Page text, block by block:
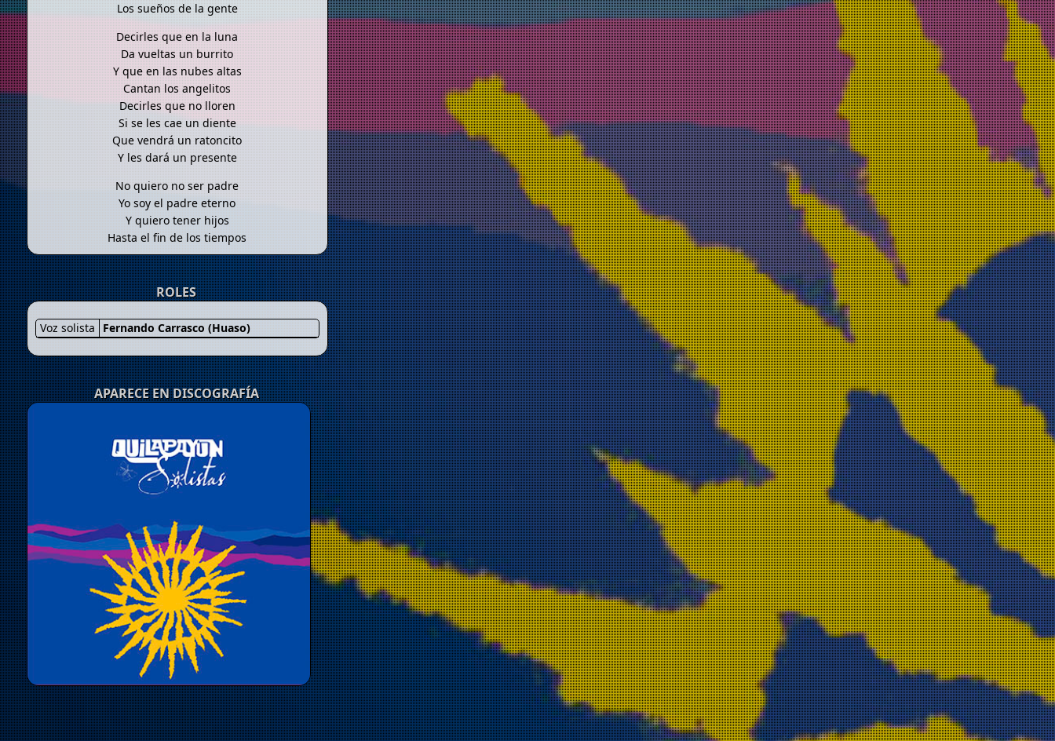
Los sueños de la gente
Decirles que en la luna
Da vueltas un burrito
Y que en las nubes altas
Cantan los angelitos
Decirles que no lloren
Si se les cae un diente
Que vendrá un ratoncito
Y les dará un presente
No quiero no ser padre
Yo soy el padre eterno
Y quiero tener hijos
Hasta el fin de los tiempos
ROLES
Voz solista Fernando Carrasco (Huaso)
APARECE EN DISCOGRAFÍA